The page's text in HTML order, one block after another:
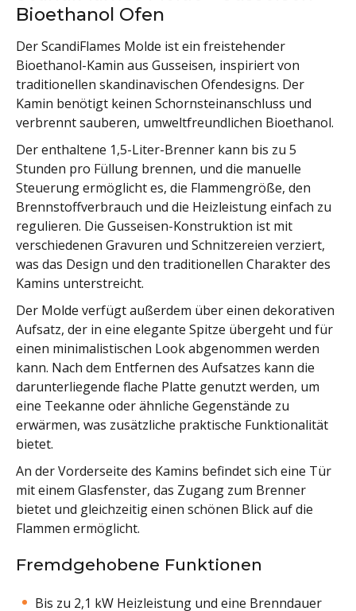
Bioethanol Ofen
Der ScandiFlames Molde ist ein freistehender
Bioethanol-Kamin aus Gusseisen, inspiriert von
traditionellen skandinavischen Ofendesigns. Der
Kamin benötigt keinen Schornsteinanschluss und
verbrennt sauberen, umweltfreundlichen Bioethanol.
Der enthaltene 1,5-Liter-Brenner kann bis zu 5
Stunden pro Füllung brennen, und die manuelle
Steuerung ermöglicht es, die Flammengröße, den
Brennstoffverbrauch und die Heizleistung einfach zu
regulieren. Die Gusseisen-Konstruktion ist mit
verschiedenen Gravuren und Schnitzereien verziert,
was das Design und den traditionellen Charakter des
Kamins unterstreicht.
Der Molde verfügt außerdem über einen dekorativen
Aufsatz, der in eine elegante Spitze übergeht und für
einen minimalistischen Look abgenommen werden
kann. Nach dem Entfernen des Aufsatzes kann die
darunterliegende flache Platte genutzt werden, um
eine Teekanne oder ähnliche Gegenstände zu
erwärmen, was zusätzliche praktische Funktionalität
bietet.
An der Vorderseite des Kamins befindet sich eine Tür
mit einem Glasfenster, das Zugang zum Brenner
bietet und gleichzeitig einen schönen Blick auf die
Flammen ermöglicht.
Fremdgehobene Funktionen
Bis zu 2,1 kW Heizleistung und eine Brenndauer